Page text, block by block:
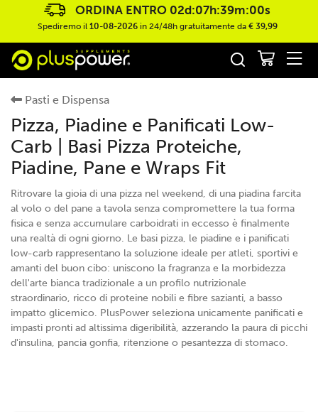
ORDINA ENTRO 02d:07h:38m:58s
Spediremo il 10-08-2026in 24/48h gratuitamente da € 39,99
Pasti e Dispensa
Pizza, Piadine e Panificati Low-
Carb | Basi Pizza Proteiche,
Piadine, Pane e Wraps Fit
Ritrovare la gioia di una pizza nel weekend, di una piadina farcita
al volo o del pane a tavola senza compromettere la tua forma
fisica e senza accumulare carboidrati in eccesso è finalmente
una realtà di ogni giorno. Le basi pizza, le piadine e i panificati
low-carb rappresentano la soluzione ideale per atleti, sportivi e
amanti del buon cibo: uniscono la fragranza e la morbidezza
dell'arte bianca tradizionale a un profilo nutrizionale
straordinario, ricco di proteine nobili e fibre sazianti, a basso
impatto glicemico. PlusPower seleziona unicamente panificati e
impasti pronti ad altissima digeribilità, azzerando la paura di picchi
d'insulina, pancia gonfia, ritenzione o pesantezza di stomaco.